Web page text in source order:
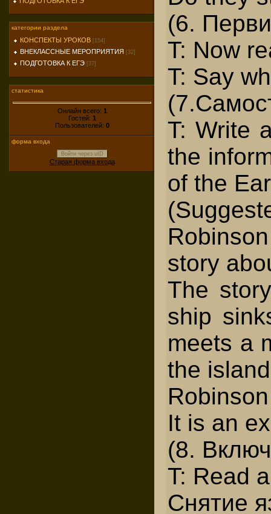
категории раздела
КОНСПЕКТЫ УРОКОВ [154]
ВНЕКЛАССНЫЕ МЕРОПРИЯТИЯ [32]
ПОДГОТОВКА К ЕГЭ [37]
статистика
Онлайн всего: 1
Гостей: 1
Пользователей: 0
форма входа
Войти через uID
Старая форма входа
(6.
T: Now
T: Say
T: Write
the
of the
story
The
ship
meets a
the
It is an
(8.
T: Read
Снятие